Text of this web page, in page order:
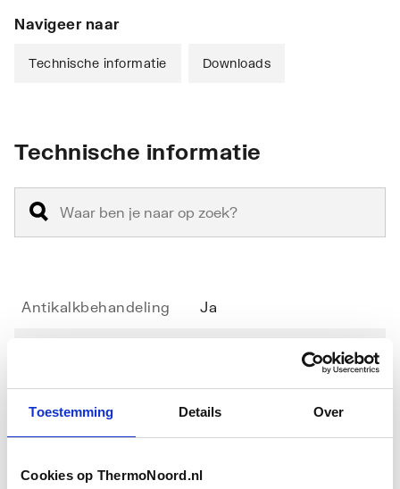
Toestemming Details Over
Cookies op ThermoNoord.nl
Navigeer naar
Technische informatie Downloads
Technische informatie
Antikalkbehandeling Ja
Geschikt voor montage
met zijwand
Nee
Geschikt voor montage
Ja
Toon meer